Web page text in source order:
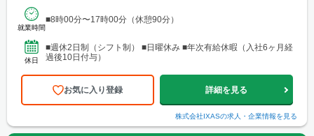
就業時間
■8時00分〜17時00分（休憩90分）
休日
■週休2日制（シフト制） ■日曜休み ■年次有給休暇（入社6ヶ月経
過後10日付与）
お気に入り登録 詳細を見る
株式会社IXASの求人・企業情報を見る